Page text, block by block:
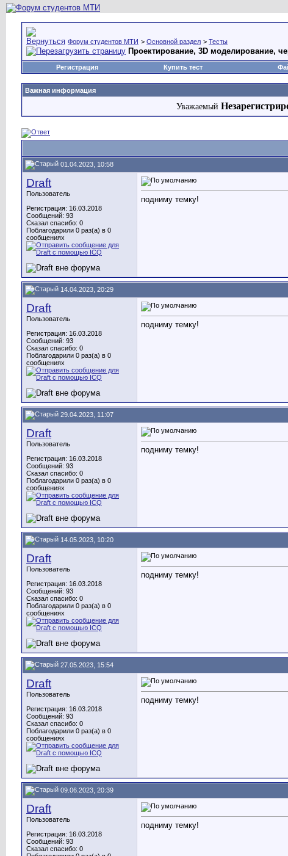
Форум студентов МТИ > Основной раздел > Тесты
Проектирование, 3D моделирование,
Регистрация Купить тест
Важная информация
Уважаемый
01.04.2023, 10:58
Draft
Пользователь
Регистрация: 16.03.2018
Сообщений: 93
Сказал спасибо: 0
Поблагодарили 0 раз(а) в 0
сообщениях
подниму темку!
14.04.2023, 20:29
Draft
Пользователь
Регистрация: 16.03.2018
Сообщений: 93
Сказал спасибо: 0
Поблагодарили 0 раз(а) в 0
сообщениях
подниму темку!
29.04.2023, 11:07
Draft
Пользователь
Регистрация: 16.03.2018
Сообщений: 93
Сказал спасибо: 0
Поблагодарили 0 раз(а) в 0
сообщениях
подниму темку!
14.05.2023, 10:20
Draft
Пользователь
Регистрация: 16.03.2018
Сообщений: 93
Сказал спасибо: 0
Поблагодарили 0 раз(а) в 0
сообщениях
подниму темку!
27.05.2023, 15:54
Draft
Пользователь
Регистрация: 16.03.2018
Сообщений: 93
Сказал спасибо: 0
Поблагодарили 0 раз(а) в 0
сообщениях
подниму темку!
09.06.2023, 20:39
Draft
Пользователь
Регистрация: 16.03.2018
Сообщений: 93
Сказал спасибо: 0
подниму темку!